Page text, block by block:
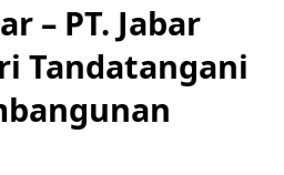
– PT. Jabar
Tandatangani